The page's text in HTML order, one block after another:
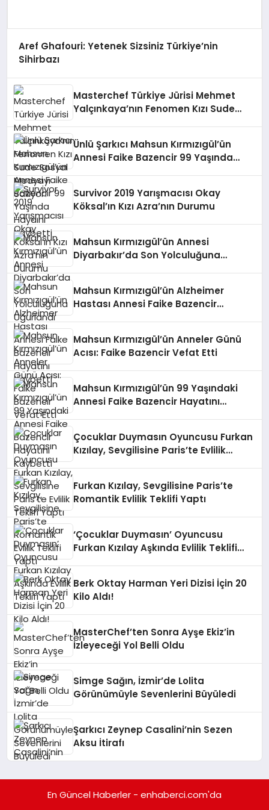
Aref Ghafouri: Yetenek Sizsiniz Türkiye’nin
Sihirbazı
Masterchef Türkiye Jürisi Mehmet
Yalçınkaya’nın Fenomen Kızı Sude
Ünlü Şarkıcı Mahsun Kırmızıgül’ün
Annesi Faike Bazencir 99 Yaşında
Survivor 2019 Yarışmacısı Okay
Köksal’ın Kızı Azra’nın Durumu
Mahsun Kırmızıgül’ün Annesi
Diyarbakır’da Son Yolculuğuna
Mahsun Kırmızıgül’ün Alzheimer
Hastası Annesi Faike Bazencir
Mahsun Kırmızıgül’ün Anneler Günü
Acısı: Faike Bazencir Vefat Etti
Mahsun Kırmızıgül’ün 99 Yaşındaki
Annesi Faike Bazencir Hayatını
Çocuklar Duymasın Oyuncusu Furkan
Kızılay, Sevgilisine Paris’te Evlilik
Furkan Kızılay, Sevgilisine Paris’te
Romantik Evlilik Teklifi Yaptı
‘Çocuklar Duymasın’ Oyuncusu
Furkan Kızılay Aşkında Evlilik Teklifi
Berk Oktay Harman Yeri Dizisi İçin 20
Kilo Aldı!
MasterChef’ten Sonra Ayşe Ekiz’in
İzleyeceği Yol Belli Oldu
Simge Sağın, İzmir’de Lolita
Görünümüyle Sevenlerini Büyüledi
Şarkıcı Zeynep Casalini’nin Sezen
Aksu İtirafı
En Güncel Haberler - enhaberci.com'da